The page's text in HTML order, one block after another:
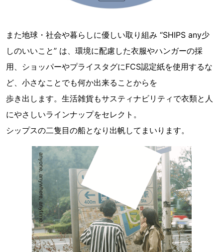
また地球・社会や暮らしに優しい取り組み “SHIPS any少
しのいいこと” は、環境に配慮した衣服やハンガーの採
用、ショッパーやプライスタグにFCS認定紙を使用するな
ど、小さなことでも何か出来ることからを
歩き出します。生活雑貨もサスティナビリティで衣類と人
にやさしいラインナップをセレクト。
シップスの二隻目の船となり出帆してまいります。